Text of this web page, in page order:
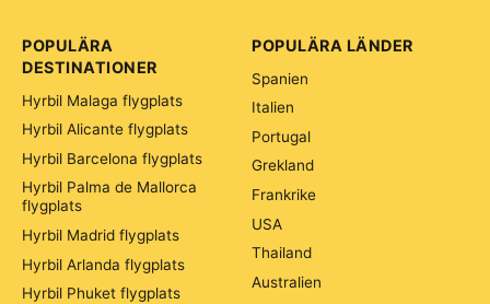
POPULÄRA
DESTINATIONER
Hyrbil Malaga flygplats
Hyrbil Alicante flygplats
Hyrbil Barcelona flygplats
Hyrbil Palma de Mallorca
flygplats
Hyrbil Madrid flygplats
Hyrbil Arlanda flygplats
Hyrbil Phuket flygplats
POPULÄRA LÄNDER
Spanien
Italien
Portugal
Grekland
Frankrike
USA
Thailand
Australien